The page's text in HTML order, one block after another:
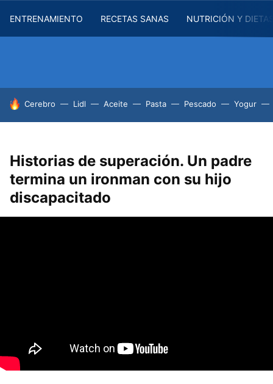
ENTRENAMIENTO RECETAS SANAS NUTRICIÓN Y
HOY SE HABLA DE
Cerebro Lidl Aceite Pasta Pescado Yogur
Historias de superación. Un padre
termina un ironman con su hijo
discapacitado